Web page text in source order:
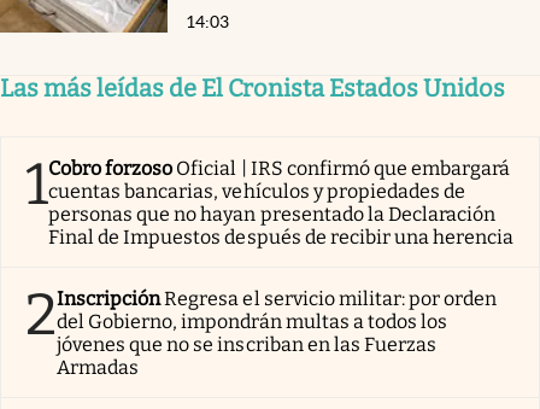
14:03
Las más leídas de El Cronista Estados Unidos
1Cobro forzoso Oficial | IRS confirmó que embargará
cuentas bancarias, vehículos y propiedades de
personas que no hayan presentado la Declaración
Final de Impuestos después de recibir una herencia
2InscripciónRegresa el servicio militar: por orden
del Gobierno, impondrán multas a todos los
jóvenes que no se inscriban en las Fuerzas
Armadas